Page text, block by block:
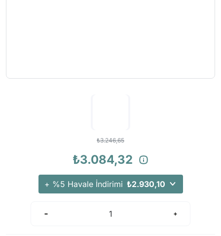
₺3.246,65
₺3.084,32
+ %5 Havale İndirimi ₺2.930,10